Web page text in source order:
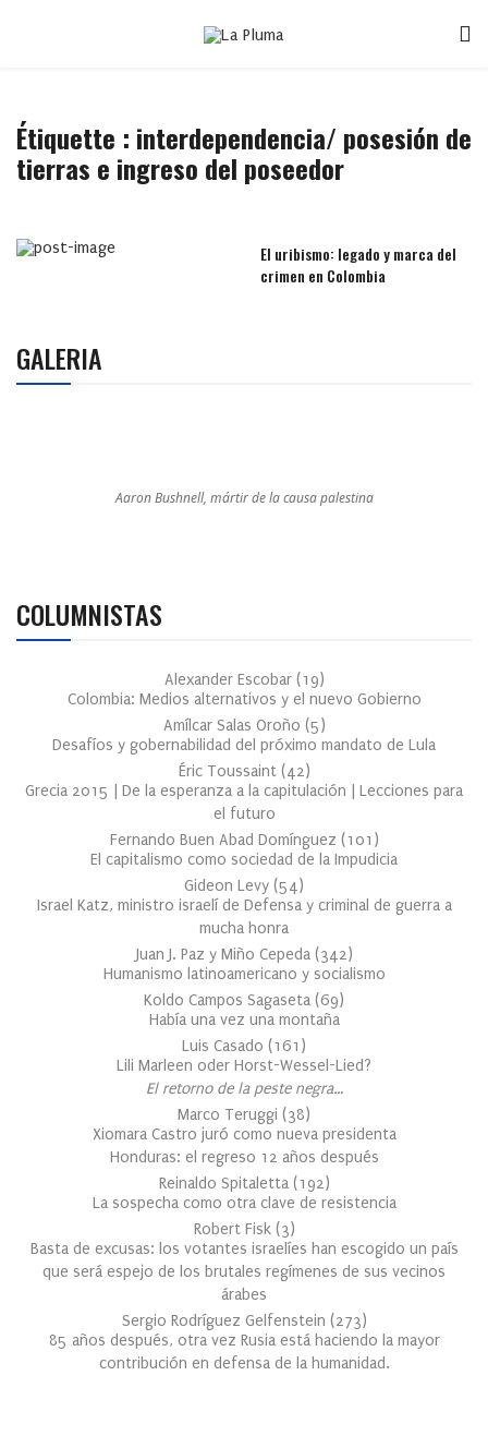
Étiquette : interdependencia/ posesión de
tierras e ingreso del poseedor
El uribismo: legado y marca del
crimen en Colombia
GALERIA
Aaron Bushnell, mártir de la causa palestina
COLUMNISTAS
Alexander Escobar (19)
Colombia: Medios alternativos y el nuevo Gobierno
Amílcar Salas Oroño (5)
Desafíos y gobernabilidad del próximo mandato de Lula
Éric Toussaint (42)
Grecia 2015 | De la esperanza a la capitulación | Lecciones para
el futuro
Fernando Buen Abad Domínguez (101 )
El capitalismo como sociedad de la Impudicia
Gideon Levy (54)
Israel Katz, ministro israelí de Defensa y criminal de guerra a
mucha honra
Juan J. Paz y Miño Cepeda (342)
Humanismo latinoamericano y socialismo
Koldo Campos Sagaseta (69)
Había una vez una montaña
Luis Casado (161 )
Lili Marleen oder Horst-Wessel-Lied?
El retorno de la peste negra…
Marco Teruggi (38)
Xiomara Castro juró como nueva presidenta
Honduras: el regreso 12 años después
Reinaldo Spitaletta (192)
La sospecha como otra clave de resistencia
Robert Fisk (3)
Basta de excusas: los votantes israelíes han escogido un país
que será espejo de los brutales regímenes de sus vecinos
árabes
Sergio Rodríguez Gelfenstein (273)
85 años después, otra vez Rusia está haciendo la mayor
contribución en defensa de la humanidad.